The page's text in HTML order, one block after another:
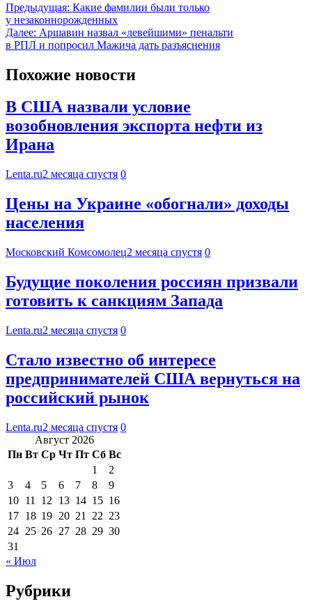
Предыдущая: Какие фамилии были только
у незаконнорожденных
Далее: Аршавин назвал «левейшими» пенальти
в РПЛ и попросил Мажича дать разъяснения
Похожие новости
В США назвали условие
возобновления экспорта нефти из
Ирана
Lenta.ru2 месяца спустя 0
Цены на Украине «обогнали» доходы
населения
Московский Комсомолец2 месяца спустя 0
Будущие поколения россиян призвали
готовить к санкциям Запада
Lenta.ru2 месяца спустя 0
Стало известно об интересе
предпринимателей США вернуться на
российский рынок
Lenta.ru2 месяца спустя 0
Август 2026
Пн Вт Ср Чт Пт Сб Вс
1
2
3
4 5 6 7 8
9
10 11 12 13 14 15 16
17 18 19 20 21 22 23
24 25 26 27 28 29 30
31
« Июл
Рубрики